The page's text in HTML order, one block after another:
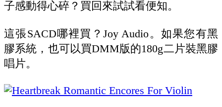
子感動得心碎？買回來試試看便知。
這張SACD哪裡買？Joy Audio。如果您有黑
膠系統，也可以買DMM版的180g二片裝黑膠
唱片。